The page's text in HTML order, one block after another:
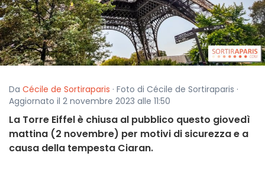
Da Cécile de Sortiraparis · Foto di Cécile de Sortiraparis ·
Aggiornato il 2 novembre 2023 alle 11:50
La Torre Eiffel è chiusa al pubblico questo giovedì
mattina (2 novembre) per motivi di sicurezza e a
causa della tempesta Ciaran.